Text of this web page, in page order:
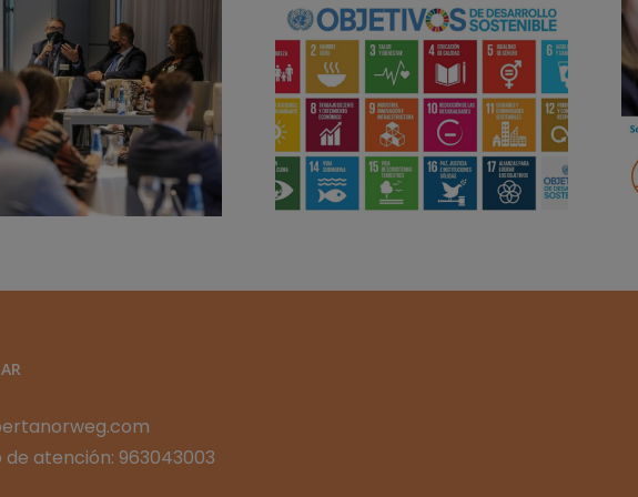
@ALBERTA
NORWEG APOYA
LOS #ODS EN UN
CONTEXTO GLOBAL
ALBERTA NORWEG
RECONOCIDA POR
EL CLUB DE
EXCELENCIA:
PRIMERA
ORGANIZACIÓN
CON EL SELLO
de atención: 963043003